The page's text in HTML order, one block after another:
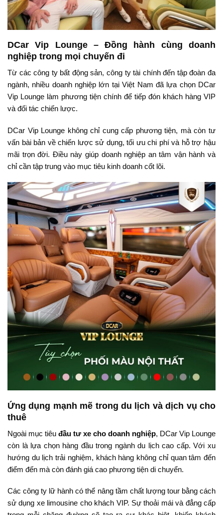
DCar Vip Lounge – Đồng hành cùng doanh
nghiệp trong mọi chuyến đi
Từ các công ty bất động sản, công ty tài chính đến tập đoàn đa
ngành, nhiều doanh nghiệp lớn tại Việt Nam đã lựa chọn DCar
Vip Lounge làm phương tiện chính để tiếp đón khách hàng VIP
và đối tác chiến lược.
DCar Vip Lounge không chỉ cung cấp phương tiện, mà còn tư
vấn bài bản về chiến lược sử dụng, tối ưu chi phí và hỗ trợ hậu
mãi trọn đời. Điều này giúp doanh nghiệp an tâm vận hành và
chỉ cần tập trung vào mục tiêu kinh doanh cốt lõi.
Ứng dụng mạnh mẽ trong du lịch và dịch vụ cho
thuê
Ngoài mục tiêu đầu tư xe cho doanh nghiệp, DCar Vip Lounge
còn là lựa chọn hàng đầu trong ngành du lịch cao cấp. Với xu
hướng du lịch trải nghiệm, khách hàng không chỉ quan tâm đến
điểm đến mà còn đánh giá cao phương tiện di chuyển.
Các công ty lữ hành có thể nâng tầm chất lượng tour bằng cách
sử dụng xe limousine cho khách VIP. Sự thoải mái và đẳng cấp